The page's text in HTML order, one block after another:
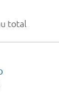
total